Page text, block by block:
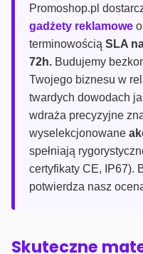
Promoshop.pl
gadżety reklamowe
terminowością SLA
72h. Budujemy
Twojego biznesu w
twardych dowodach
wdraża precyzyjne
wyselekcjonowane
spełniają
certyfikaty CE, IP67).
potwierdza nasz
Skuteczne